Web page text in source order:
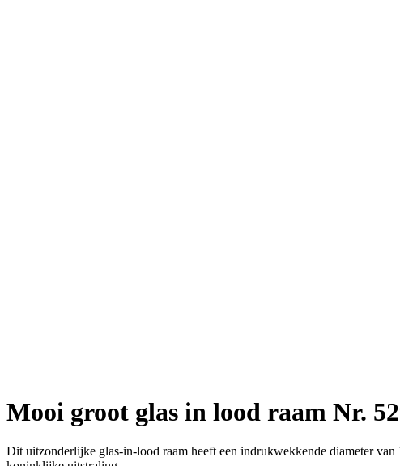
Mooi groot glas in lood raam Nr.
Dit uitzonderlijke glas-in-lood raam heeft een indrukwekkende diameter